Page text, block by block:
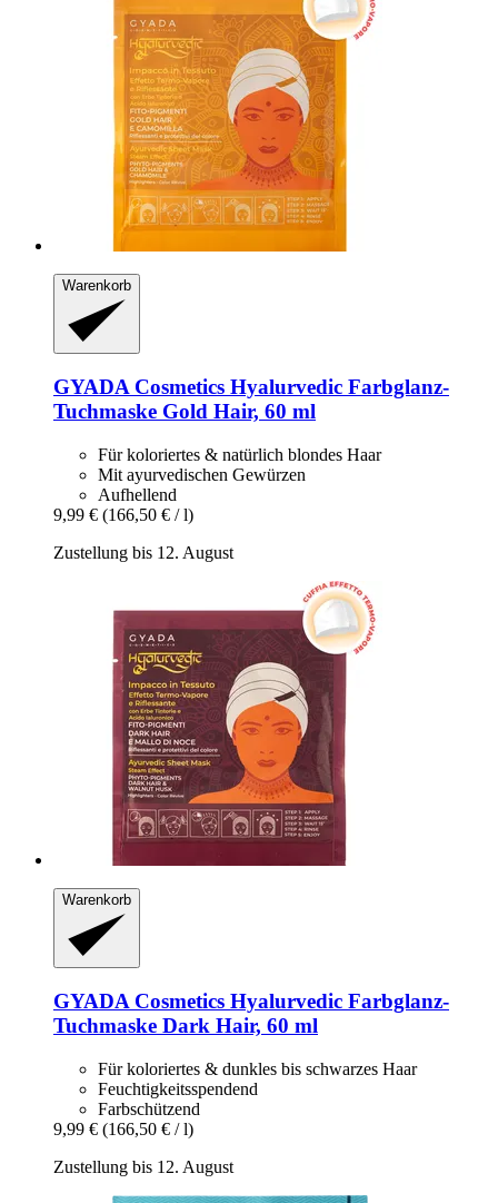
Warenkorb
GYADA Cosmetics Hyalurvedic Farbglanz-​
Tuchmaske Gold Hair, 60 ml
Für koloriertes & natürlich blondes Haar
Mit ayurvedischen Gewürzen
Aufhellend
9,99 € (166,50 € / l)
Zustellung bis 12. August
Warenkorb
GYADA Cosmetics Hyalurvedic Farbglanz-​
Tuchmaske Dark Hair, 60 ml
Für koloriertes & dunkles bis schwarzes Haar
Feuchtigkeitsspendend
Farbschützend
9,99 € (166,50 € / l)
Zustellung bis 12. August